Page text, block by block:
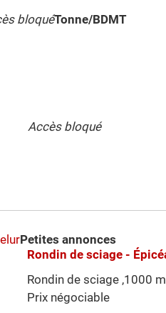
bloquéTonne/BDMT
Accès bloqué
Petites annonces
Rondin de sciage -
Rondin de sciage ,1000
Prix négociable